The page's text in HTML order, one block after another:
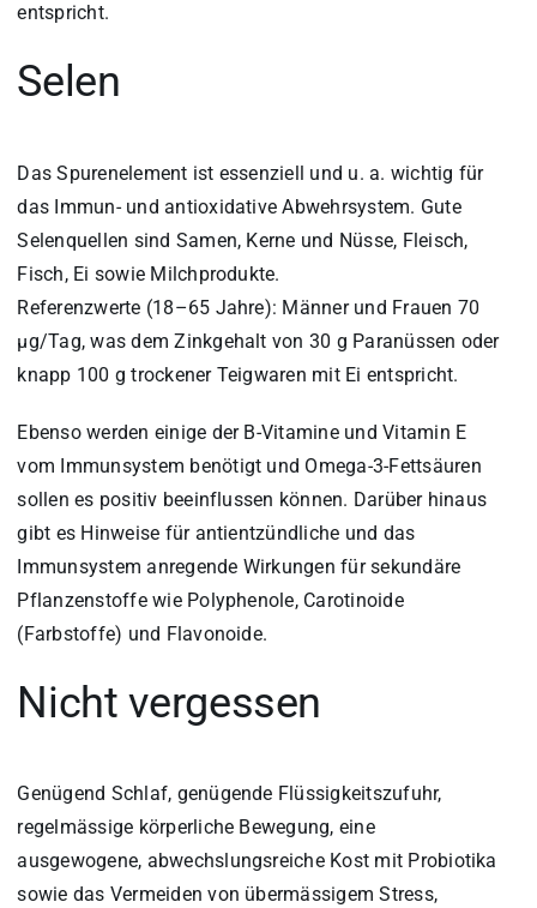
entspricht.
Selen
Das Spurenelement ist essenziell und u. a. wichtig für
das Immun- und antioxidative Abwehrsystem. Gute
Selenquellen sind Samen, Kerne und Nüsse, Fleisch,
Fisch, Ei sowie Milchprodukte.
Referenzwerte (18–65 Jahre): Männer und Frauen 70
µg/Tag, was dem Zinkgehalt von 30 g Paranüssen oder
knapp 100 g trockener Teigwaren mit Ei entspricht.
Ebenso werden einige der B-Vitamine und Vitamin E
vom Immunsystem benötigt und Omega-3-Fettsäuren
sollen es positiv beeinflussen können. Darüber hinaus
gibt es Hinweise für antientzündliche und das
Immunsystem anregende Wirkungen für sekundäre
Pflanzenstoffe wie Polyphenole, Carotinoide
(Farbstoffe) und Flavonoide.
Nicht vergessen
Genügend Schlaf, genügende Flüssigkeitszufuhr,
regelmässige körperliche Bewegung, eine
ausgewogene, abwechslungsreiche Kost mit Probiotika
sowie das Vermeiden von übermässigem Stress,